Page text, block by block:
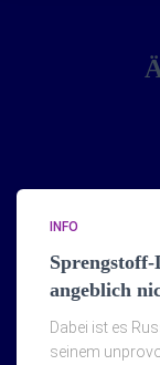
INFO
angeblich
Dabei ist es
seinem